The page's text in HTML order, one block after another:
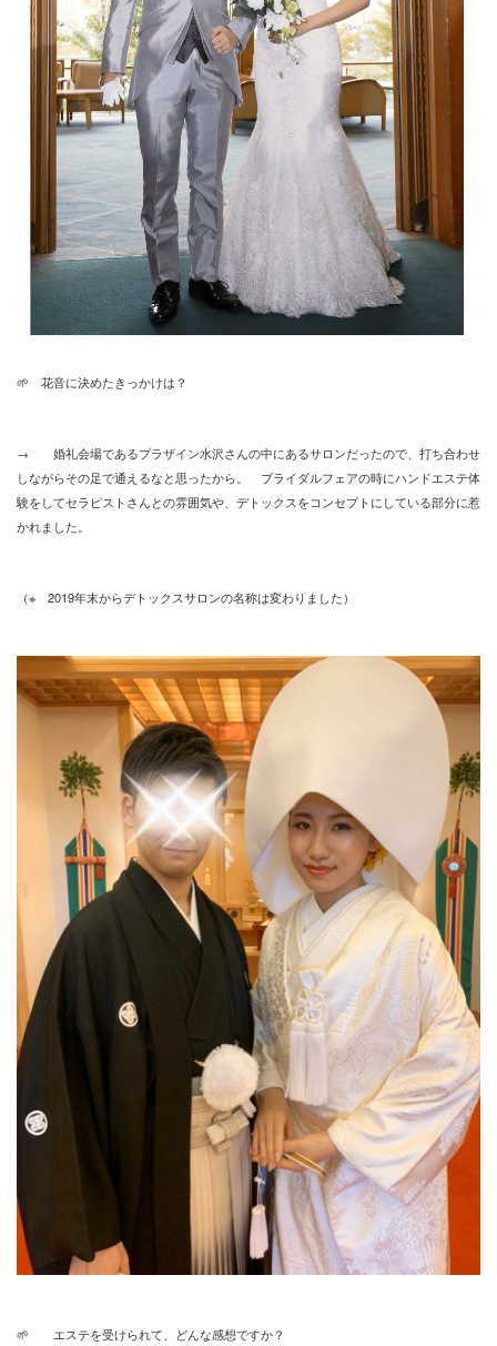
🌱 花音に決めたきっかけは？
→ 婚礼会場であるプラザイン水沢さんの中にあるサロンだったので、打ち合わせ
しながらその足で通えるなと思ったから。 ブライダルフェアの時にハンドエステ体
験をしてセラピストさんとの雰囲気や、デトックスをコンセプトにしている部分に惹
かれました。
（※ 2019年末からデトックスサロンの名称は変わりました）
🌱 エステを受けられて、どんな感想ですか？